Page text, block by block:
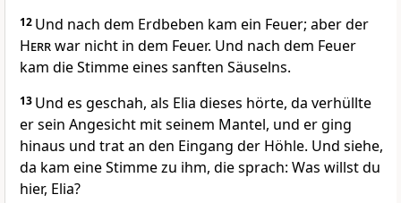
12 Und nach dem Erdbeben kam ein Feuer; aber der
Herrwar nicht in dem Feuer. Und nach dem Feuer
kam die Stimme eines sanften Säuselns.
13 Und es geschah, als Elia dieses hörte, da verhüllte
er sein Angesicht mit seinem Mantel, und er ging
hinaus und trat an den Eingang der Höhle. Und siehe,
da kam eine Stimme zu ihm, die sprach: Was willst du
hier, Elia?